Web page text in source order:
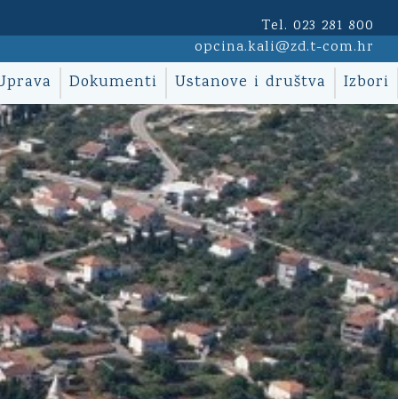
Tel. 023 281 800
opcina.kali@zd.t-com.hr
Dokumenti Ustanove i društva Izbori